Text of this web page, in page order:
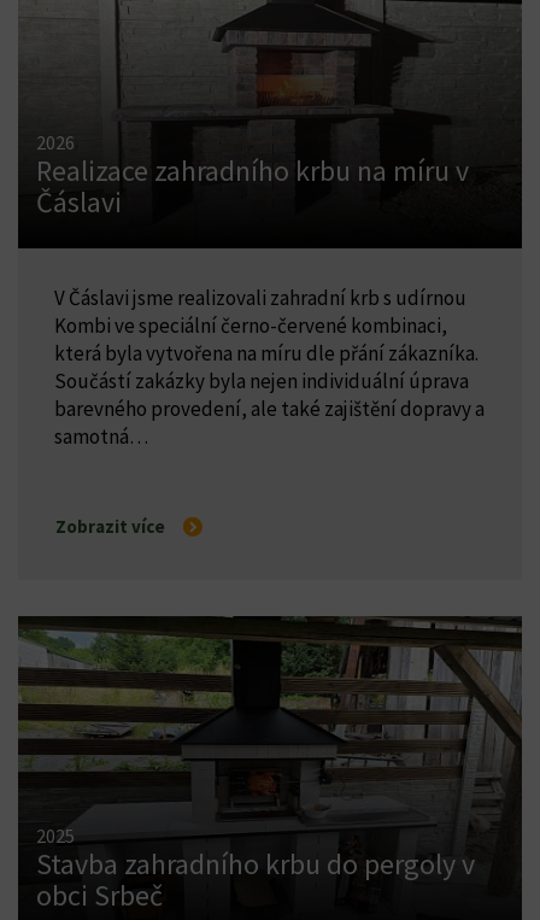
2026
Realizace zahradního krbu na míru v
Čáslavi
V Čáslavi jsme realizovali zahradní krb s udírnou
Kombi ve speciální černo-červené kombinaci,
která byla vytvořena na míru dle přání zákazníka.
Součástí zakázky byla nejen individuální úprava
barevného provedení, ale také zajištění dopravy a
samotná…
Zobrazit více
2025
Stavba zahradního krbu do pergoly v
obci Srbeč